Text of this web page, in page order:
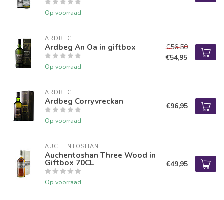
Op voorraad
ARDBEG
Ardbeg An Oa in giftbox
Op voorraad
€56,50
€54,95
ARDBEG
Ardbeg Corryvreckan
Op voorraad
€96,95
AUCHENTOSHAN
Auchentoshan Three Wood in
Giftbox 70CL
Op voorraad
€49,95